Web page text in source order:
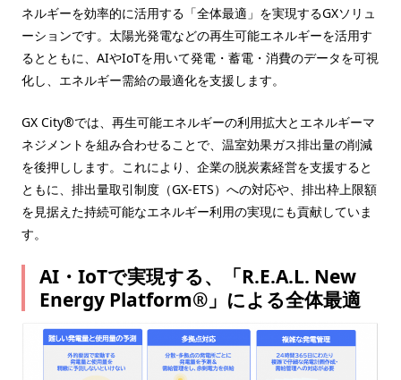
ネルギーを効率的に活用する「全体最適」を実現するGXソリュ
ーションです。太陽光発電などの再生可能エネルギーを活用す
るとともに、AIやIoTを用いて発電・蓄電・消費のデータを可視
化し、エネルギー需給の最適化を支援します。
GX City®では、再生可能エネルギーの利用拡大とエネルギーマ
ネジメントを組み合わせることで、温室効果ガス排出量の削減
を後押しします。これにより、企業の脱炭素経営を支援すると
ともに、排出量取引制度（GX-ETS）への対応や、排出枠上限額
を見据えた持続可能なエネルギー利用の実現にも貢献していま
す。
AI・IoTで実現する、「R.E.A.L. New
Energy Platform®」による全体最適